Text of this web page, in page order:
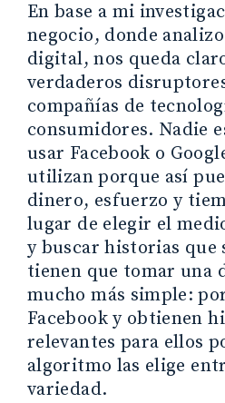
En base a mi
negocio, donde
digital, nos queda
verdaderos
compañías de
consumidores. Nadie
usar Facebook o
utilizan porque así
dinero, esfuerzo y
lugar de elegir el
y buscar historias que
tienen que tomar una
mucho más simple:
Facebook y obtienen
relevantes para ellos
algoritmo las elige
variedad.